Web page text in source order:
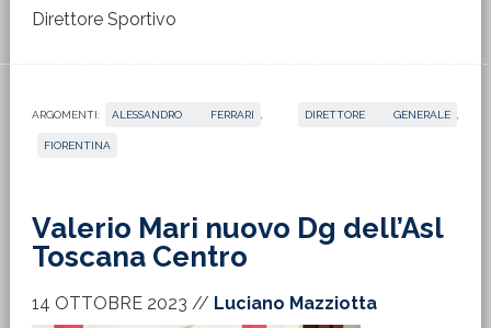
Direttore Sportivo
ARGOMENTI: ALESSANDRO FERRARI DIRETTORE GENERALE
FIORENTINA
Valerio Mari nuovo Dg dell’Asl
Toscana Centro
14 OTTOBRE 2023 // Luciano Mazziotta